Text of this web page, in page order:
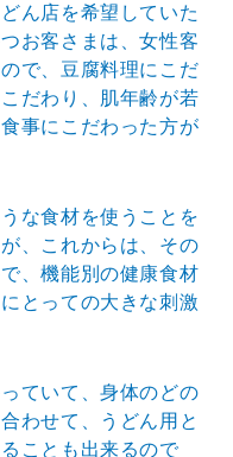
ん店を希望していた
お客さまは、女性客
で、豆腐料理にこだ
だわり、肌年齢が若
事にこだわった方が
な食材を使うことを
、これからは、その
、機能別の健康食材
とっての大きな刺激
ていて、身体のどの
わせて、うどん用と
ことも出来るので